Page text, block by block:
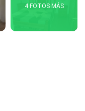
4 FOTOS MÁS